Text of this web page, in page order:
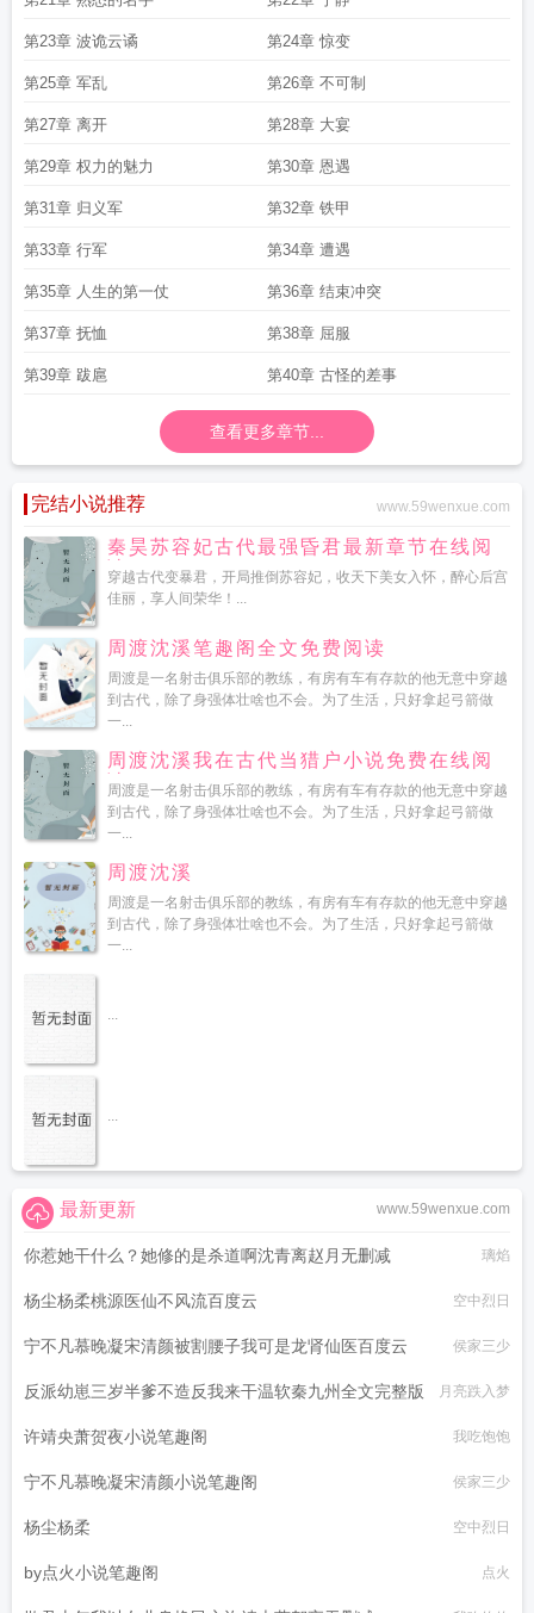
第23章 波诡云谲 第24章 惊变
第25章 军乱 第26章 不可制
第27章 离开 第28章 大宴
第29章 权力的魅力 第30章 恩遇
第31章 归义军 第32章 铁甲
第33章 行军 第34章 遭遇
第35章 人生的第一仗 第36章 结束冲突
第37章 抚恤 第38章 屈服
第39章 跋扈 第40章 古怪的差事
查看更多章节...
完结小说推荐 www.59wenxue.com
秦昊苏容妃古代最强昏君最新章节在线阅
读
穿越古代变暴君，开局推倒苏容妃，收天下美女入怀，醉心后宫
佳丽，享人间荣华！...
周渡沈溪笔趣阁全文免费阅读
周渡是一名射击俱乐部的教练，有房有车有存款的他无意中穿越
到古代，除了身强体壮啥也不会。为了生活，只好拿起弓箭做
一...
周渡沈溪我在古代当猎户小说免费在线阅
读
周渡是一名射击俱乐部的教练，有房有车有存款的他无意中穿越
到古代，除了身强体壮啥也不会。为了生活，只好拿起弓箭做
一...
周渡沈溪
周渡是一名射击俱乐部的教练，有房有车有存款的他无意中穿越
到古代，除了身强体壮啥也不会。为了生活，只好拿起弓箭做
一...
...
...
www.59wenxue.com
最新更新
你惹她干什么？她修的是杀道啊沈青离赵月无删减 璃焰
杨尘杨柔桃源医仙不风流百度云 空中烈日
宁不凡慕晚凝宋清颜被割腰子我可是龙肾仙医百度云 侯家三少
反派幼崽三岁半爹不造反我来干温软秦九州全文完整版 月亮跌入梦
许靖央萧贺夜小说笔趣阁 我吃饱饱
宁不凡慕晚凝宋清颜小说笔趣阁 侯家三少
杨尘杨柔 空中烈日
by点火小说笔趣阁 点火